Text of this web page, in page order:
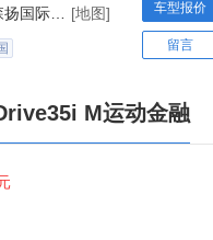
汽车城
[地图]
车型报价
留言
M运动金融